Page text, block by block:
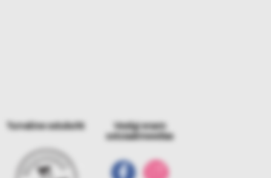
Turvaline ostukoht
Veelgi enam
sotsiaalmeedias